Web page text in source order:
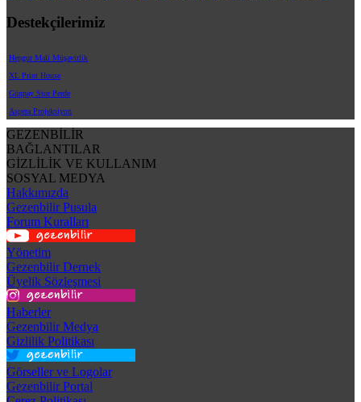
Destekçilerimiz
Hepgur Mali Müşavirlik
XL Print House
Günpay Stor Perde
Aspera Projeksiyon
GEZENBİLİR
BAĞLANTILAR
GİZLİLİK VE KULLANIM
SOSYAL MEDYA
Hakkımızda
Gezenbilir Pusula
Forum Kuralları
Yönetim
Gezenbilir Dernek
Üyelik Sözleşmesi
Haberler
Gezenbilir Medya
Gizlilik Politikası
Görseller ve Logolar
Gezenbilir Portal